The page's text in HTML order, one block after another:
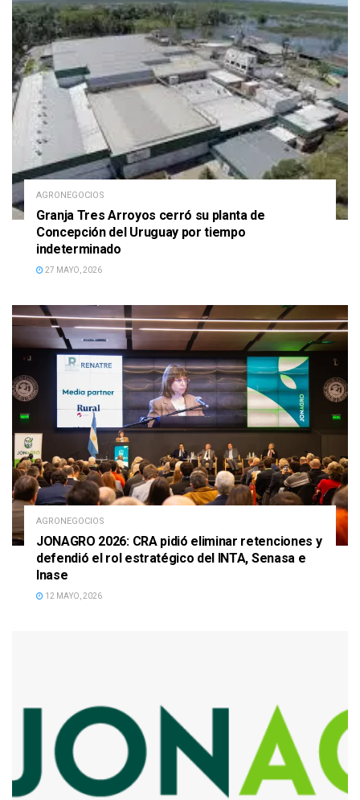
AGRONEGOCIOS
Granja Tres Arroyos cerró su planta de
Concepción del Uruguay por tiempo
indeterminado
27 MAYO, 2026
AGRONEGOCIOS
JONAGRO 2026: CRA pidió eliminar retenciones y
defendió el rol estratégico del INTA, Senasa e
Inase
12 MAYO, 2026